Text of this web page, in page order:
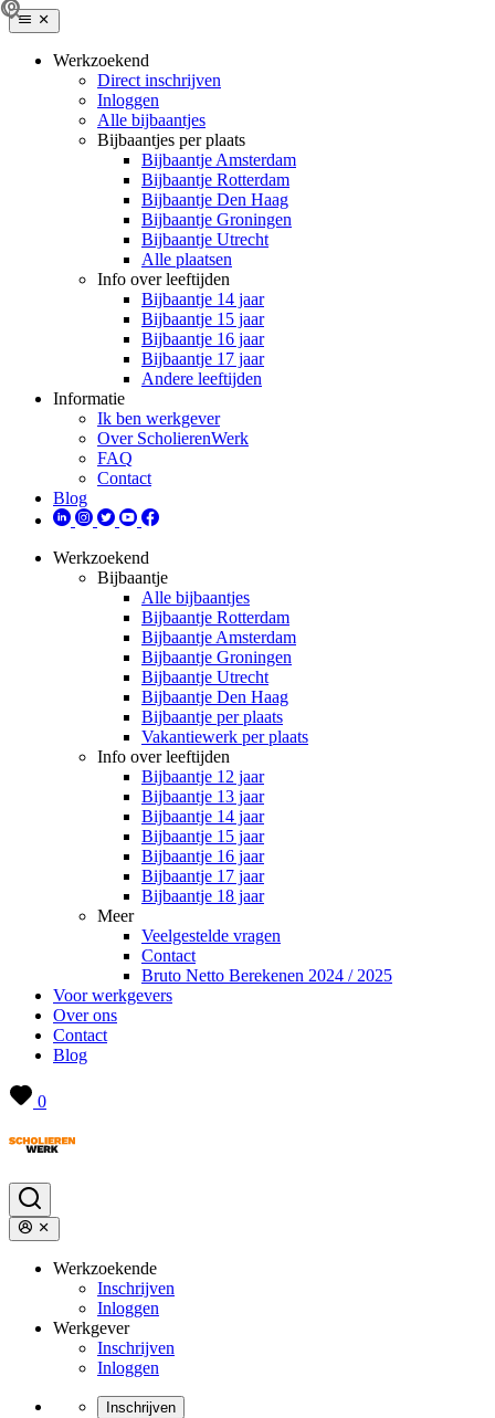
Werkzoekend
Direct inschrijven
Inloggen
Alle bijbaantjes
Bijbaantjes per plaats
Bijbaantje Amsterdam
Bijbaantje Rotterdam
Bijbaantje Den Haag
Bijbaantje Groningen
Bijbaantje Utrecht
Alle plaatsen
Info over leeftijden
Bijbaantje 14 jaar
Bijbaantje 15 jaar
Bijbaantje 16 jaar
Bijbaantje 17 jaar
Andere leeftijden
Informatie
Ik ben werkgever
Over ScholierenWerk
FAQ
Contact
Blog
Werkzoekend
Bijbaantje
Alle bijbaantjes
Bijbaantje Rotterdam
Bijbaantje Amsterdam
Bijbaantje Groningen
Bijbaantje Utrecht
Bijbaantje Den Haag
Bijbaantje per plaats
Vakantiewerk per plaats
Info over leeftijden
Bijbaantje 12 jaar
Bijbaantje 13 jaar
Bijbaantje 14 jaar
Bijbaantje 15 jaar
Bijbaantje 16 jaar
Bijbaantje 17 jaar
Bijbaantje 18 jaar
Meer
Veelgestelde vragen
Contact
Bruto Netto Berekenen 2024 / 2025
Voor werkgevers
Over ons
Contact
Blog
0
Werkzoekende
Inschrijven
Inloggen
Werkgever
Inschrijven
Inloggen
Inschrijven